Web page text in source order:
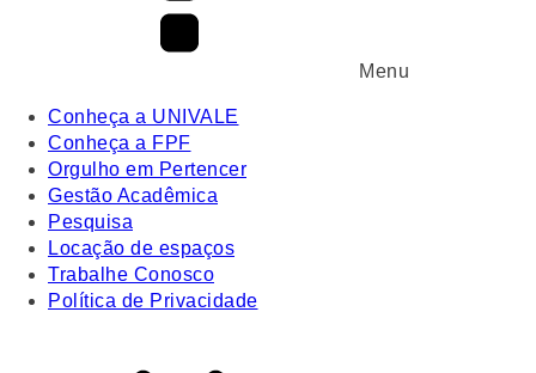
Menu
Conheça a UNIVALE
Conheça a FPF
Orgulho em Pertencer
Gestão Acadêmica
Pesquisa
Locação de espaços
Trabalhe Conosco
Política de Privacidade